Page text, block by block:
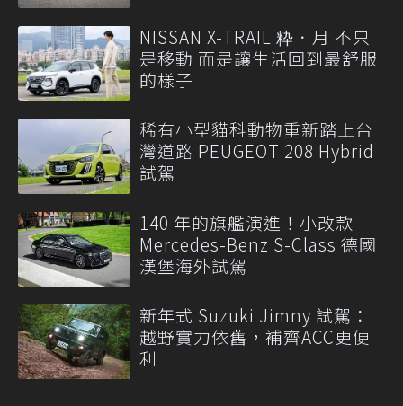
NISSAN X-TRAIL 粋．月 不只
是移動 而是讓生活回到最舒服
的樣子
稀有小型貓科動物重新踏上台
灣道路 PEUGEOT 208 Hybrid
試駕
140 年的旗艦演進！小改款
Mercedes-Benz S-Class 德國
漢堡海外試駕
新年式 Suzuki Jimny 試駕：
越野實力依舊，補齊ACC更便
利